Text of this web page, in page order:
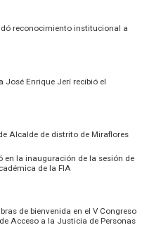
reconocimiento institucional a
José Enrique Jerí recibió el
Alcalde de distrito de Miraflores
en la inauguración de la sesión de
de la FIA
de bienvenida en el V Congreso
Acceso a la Justicia de Personas